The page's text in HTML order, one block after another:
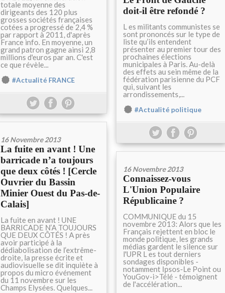
totale moyenne des
dirigeants des 120 plus
grosses sociétés françaises
cotées a progressé de 2,4 %
par rapport à 2011, d'après
France info. En moyenne, un
grand patron gagne ainsi 2,8
millions d'euros par an. C'est
ce que révèle...
#Actualité FRANCE
doit-il être refondé ?
L es militants communistes se
sont prononcés sur le type de
liste qu’ils entendent
présenter au premier tour des
prochaines élections
municipales à Paris. Au-delà
des effets au sein même de la
fédération parisienne du PCF
qui, suivant les
arrondissements,...
#Actualité politique
16 Novembre 2013
La fuite en avant ! Une
barricade n’a toujours
que deux côtés ! [Cercle
Ouvrier du Bassin
Minier Ouest du Pas-de-
Calais]
La fuite en avant ! UNE
BARRICADE N’A TOUJOURS
QUE DEUX CÔTÉS ! A près
avoir participé à la
dédiabolisation de l’extrême-
droite, la presse écrite et
audiovisuelle se dit inquiète à
propos du micro événement
du 11 novembre sur les
Champs Elysées. Quelques...
16 Novembre 2013
Connaissez-vous
L'Union Populaire
Républicaine ?
COMMUNIQUE du 15
novembre 2013: Alors que les
Français rejettent en bloc le
monde politique, les grands
médias gardent le silence sur
l'UPR L es tout derniers
sondages disponibles -
notamment Ipsos-Le Point ou
YouGov-i>Télé - témoignent
de l'accélération...